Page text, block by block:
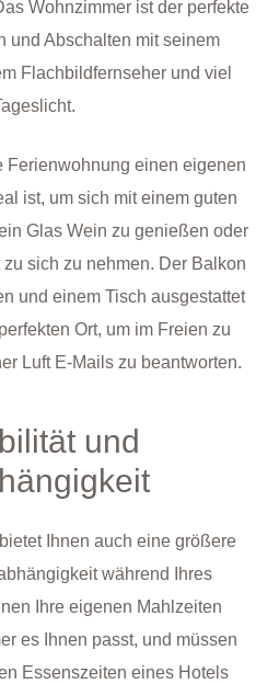
Wohnzimmer ist der perfekte
und Abschalten mit seinem
Flachbildfernseher und viel
Ferienwohnung einen eigenen
ist, um sich mit einem guten
Glas Wein zu genießen oder
sich zu nehmen. Der Balkon
und einem Tisch ausgestattet
Ort, um im Freien zu
Luft E-Mails zu beantworten.
und
Ihnen auch eine größere
während Ihres
Ihre eigenen Mahlzeiten
es Ihnen passt, und müssen
Essenszeiten eines Hotels